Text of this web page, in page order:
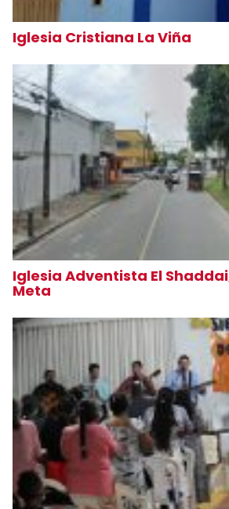
Iglesia Cristiana La Viña
Iglesia Adventista El
Meta